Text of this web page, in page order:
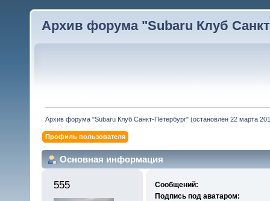
Архив форума "Subaru Клуб
Архив форума "Subaru Клуб Санкт-Петербург" (остановлен 22 марта
Профиль пользователя
Основная информация
555
Сообщений:
Подпись под аватаром: